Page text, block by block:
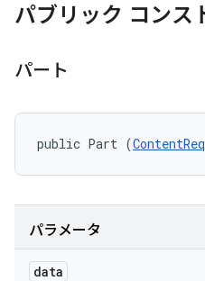
パブリック コンス
パート
public Part (
パラメータ
data